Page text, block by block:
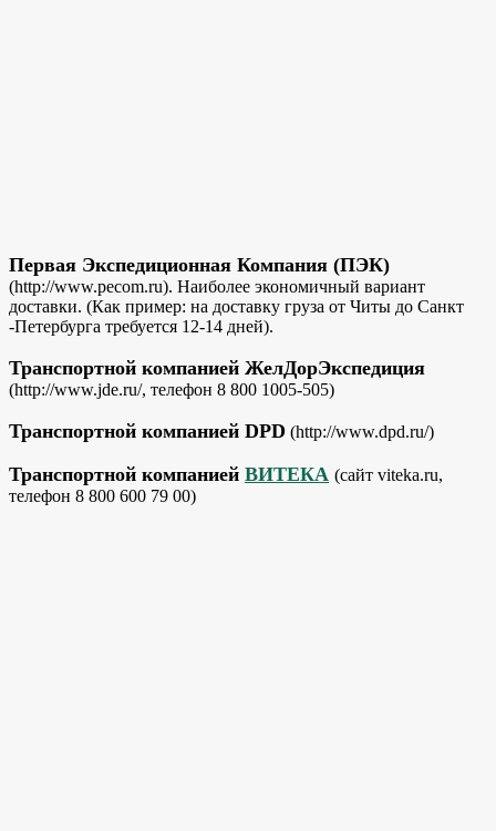
Первая Экспедиционная Компания (ПЭК)
(http://www.pecom.ru). Наиболее экономичный вариант
доставки. (Как пример: на доставку груза от Читы до Санкт
-Петербурга требуется 12-14 дней).
Транспортной компанией ЖелДорЭкспедиция
(http://www.jde.ru/, телефон 8 800 1005-505)
Транспортной компанией DPD (http://www.dpd.ru/)
Транспортной компанией ВИТЕКА (сайт viteka.ru,
телефон 8 800 600 79 00)